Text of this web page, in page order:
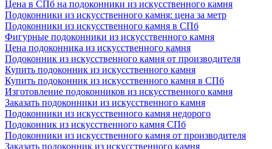
Цена в СПб на подоконники из искусственного камня
Подоконники из искусственного камня: цена за метр
Подоконники из искусственного камня в СПб
Фигурные подоконники из искусственного камня
Цена подоконника из искусственного камня
Подоконник из искусственного камня от производителя
Купить подоконник из искусственного камня
Купить подоконник из искусственного камня в СПб
Изготовление подоконников из искусственного камня
Заказать подоконники из искусственного камня
Подоконники из искусственного камня недорого
Подоконник из искусственного камня СПб
Подоконники из искусственного камня от производителя
Заказать подоконник из искусственного камня